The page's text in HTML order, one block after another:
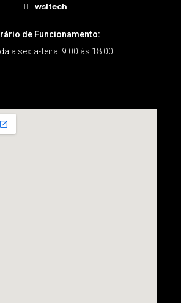
wsltech
de Funcionamento:
a sexta-feira: 9:00 às 18:00